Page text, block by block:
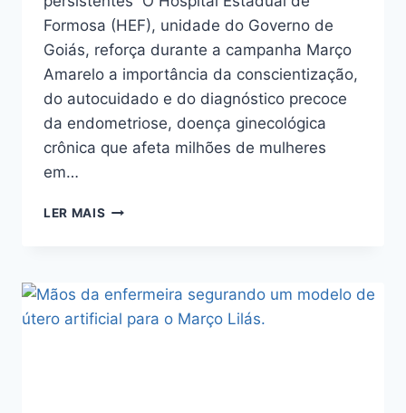
Formosa (HEF), unidade do Governo de
Goiás, reforça durante a campanha Março
Amarelo a importância da conscientização,
do autocuidado e do diagnóstico precoce
da endometriose, doença ginecológica
crônica que afeta milhões de mulheres
em…
LER MAIS